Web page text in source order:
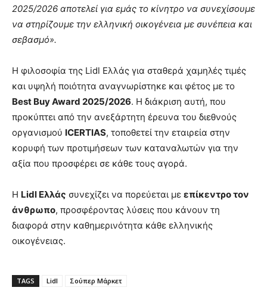
2025/2026 αποτελεί για εμάς το κίνητρο να συνεχίσουμε
να στηρίζουμε την ελληνική οικογένεια με συνέπεια και
σεβασμό».
Η φιλοσοφία της Lidl Ελλάς για σταθερά χαμηλές τιμές
και υψηλή ποιότητα αναγνωρίστηκε και φέτος με το
Best Buy Award 2025/2026. Η διάκριση αυτή, που
προκύπτει από την ανεξάρτητη έρευνα του διεθνούς
οργανισμού ICERTIAS, τοποθετεί την εταιρεία στην
κορυφή των προτιμήσεων των καταναλωτών για την
αξία που προσφέρει σε κάθε τους αγορά.
Η Lidl Ελλάς συνεχίζει να πορεύεται με επίκεντρο τον
άνθρωπο, προσφέροντας λύσεις που κάνουν τη
διαφορά στην καθημερινότητα κάθε ελληνικής
οικογένειας.
TAGS Lidl Σούπερ Μάρκετ